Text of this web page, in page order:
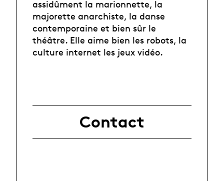
assidûment la marionnette, la
majorette anarchiste, la danse
contemporaine et bien sûr le
théâtre. Elle aime bien les robots, la
culture internet les jeux vidéo.
Contact